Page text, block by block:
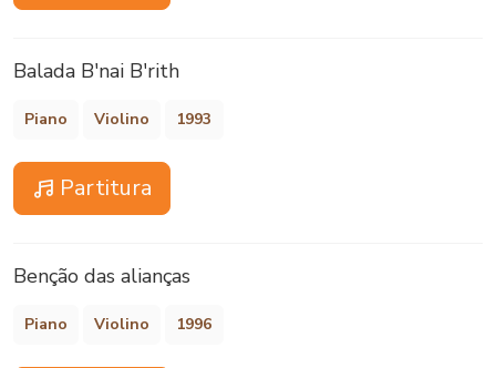
Balada B'nai B'rith
Piano Violino 1993
Partitura
Benção das alianças
Piano Violino 1996